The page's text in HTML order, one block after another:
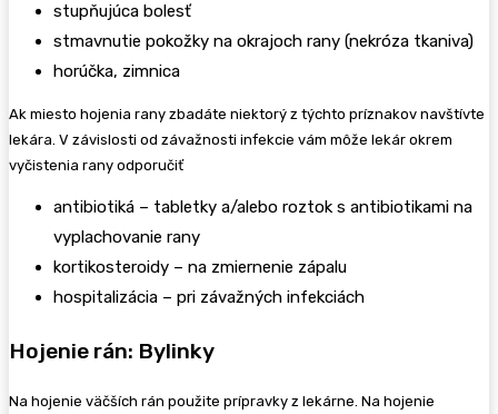
stupňujúca bolesť
stmavnutie pokožky na okrajoch rany (nekróza tkaniva)
horúčka, zimnica
Ak miesto hojenia rany zbadáte niektorý z týchto príznakov navštívte
lekára. V závislosti od závažnosti infekcie vám môže lekár okrem
vyčistenia rany odporučiť
antibiotiká – tabletky a/alebo roztok s antibiotikami na
vyplachovanie rany
kortikosteroidy – na zmiernenie zápalu
hospitalizácia – pri závažných infekciách
Hojenie rán: Bylinky
Na hojenie väčších rán použite prípravky z lekárne. Na hojenie